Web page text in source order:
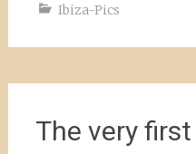
Ibiza-Pics
The very